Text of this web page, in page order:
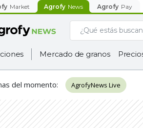
Market Agrofy News Agrofy Pay
Mercado de granos
del momento: AgrofyNews Live